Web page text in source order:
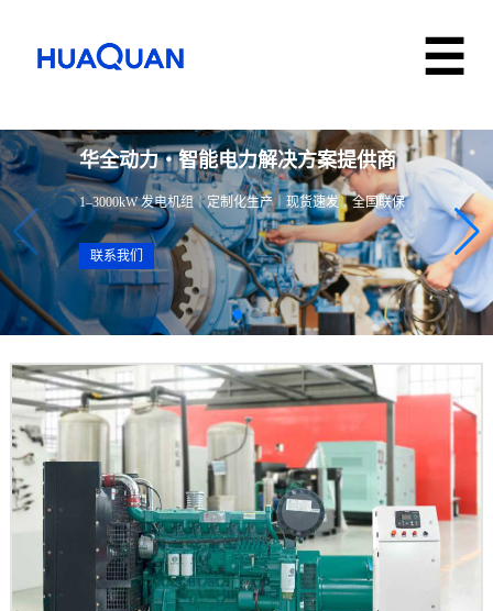
华全动力・智能电力解决方案提供商
1–3000kW 发电机组｜定制化生产｜现货速发｜全国联保
联系我们